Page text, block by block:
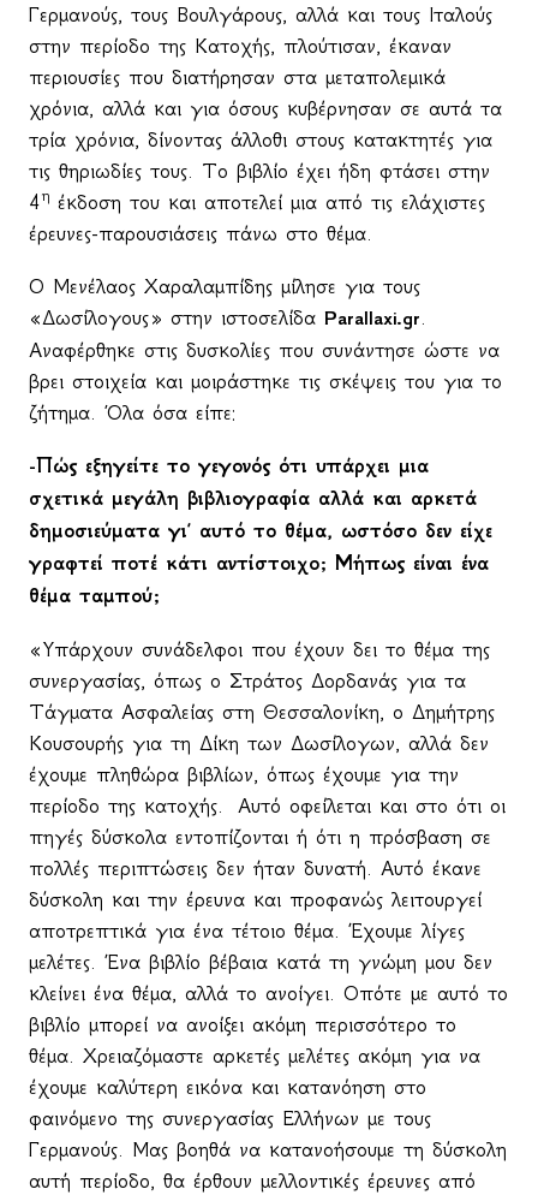
Γερμανούς, τους Βουλγάρους, αλλά και τους Ιταλούς
στην περίοδο της Κατοχής, πλούτισαν, έκαναν
περιουσίες που διατήρησαν στα μεταπολεμικά
χρόνια, αλλά και για όσους κυβέρνησαν σε αυτά τα
τρία χρόνια, δίνοντας άλλοθι στους κατακτητές για
τις θηριωδίες τους. Το βιβλίο έχει ήδη φτάσει στην
4η έκδοση του και αποτελεί μια από τις ελάχιστες
έρευνες-παρουσιάσεις πάνω στο θέμα.
Ο Μενέλαος Χαραλαμπίδης μίλησε για τους
«Δωσίλογους» στην ιστοσελίδα Parallaxi.gr.
Αναφέρθηκε στις δυσκολίες που συνάντησε ώστε να
βρει στοιχεία και μοιράστηκε τις σκέψεις του για το
ζήτημα. Όλα όσα είπε:
-Πώς εξηγείτε το γεγονός ότι υπάρχει μια
σχετικά μεγάλη βιβλιογραφία αλλά και αρκετά
δημοσιεύματα γι’ αυτό το θέμα, ωστόσο δεν είχε
γραφτεί ποτέ κάτι αντίστοιχο; Μήπως είναι ένα
θέμα ταμπού;
«Υπάρχουν συνάδελφοι που έχουν δει το θέμα της
συνεργασίας, όπως ο Στράτος Δορδανάς για τα
Τάγματα Ασφαλείας στη Θεσσαλονίκη, ο Δημήτρης
Κουσουρής για τη Δίκη των Δωσίλογων, αλλά δεν
έχουμε πληθώρα βιβλίων, όπως έχουμε για την
περίοδο της κατοχής.
Αυτό οφείλεται και στο ότι οι
πηγές δύσκολα εντοπίζονται ή ότι η πρόσβαση σε
πολλές περιπτώσεις δεν ήταν δυνατή. Αυτό έκανε
δύσκολη και την έρευνα και προφανώς λειτουργεί
αποτρεπτικά για ένα τέτοιο θέμα. Έχουμε λίγες
μελέτες. Ένα βιβλίο βέβαια κατά τη γνώμη μου δεν
κλείνει ένα θέμα, αλλά το ανοίγει. Οπότε με αυτό το
βιβλίο μπορεί να ανοίξει ακόμη περισσότερο το
θέμα. Χρειαζόμαστε αρκετές μελέτες ακόμη για να
έχουμε καλύτερη εικόνα και κατανόηση στο
φαινόμενο της συνεργασίας Ελλήνων με τους
Γερμανούς. Μας βοηθά να κατανοήσουμε τη δύσκολη
αυτή περίοδο, θα έρθουν μελλοντικές έρευνες από